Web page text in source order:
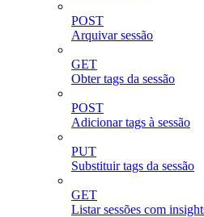
POST
Arquivar sessão
GET
Obter tags da sessão
POST
Adicionar tags à sessão
PUT
Substituir tags da sessão
GET
Listar sessões com